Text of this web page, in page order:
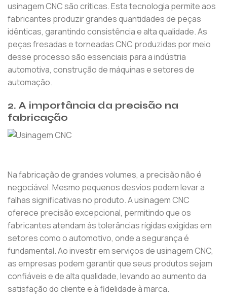
usinagem CNC são críticas. Esta tecnologia permite aos
fabricantes produzir grandes quantidades de peças
idênticas, garantindo consistência e alta qualidade. As
peças fresadas e torneadas CNC produzidas por meio
desse processo são essenciais para a indústria
automotiva, construção de máquinas e setores de
automação.
2. A importância da precisão na
fabricação
Na fabricação de grandes volumes, a precisão não é
negociável. Mesmo pequenos desvios podem levar a
falhas significativas no produto. A usinagem CNC
oferece precisão excepcional, permitindo que os
fabricantes atendam às tolerâncias rígidas exigidas em
setores como o automotivo, onde a segurança é
fundamental. Ao investir em serviços de usinagem CNC,
as empresas podem garantir que seus produtos sejam
confiáveis ​​e de alta qualidade, levando ao aumento da
satisfação do cliente e à fidelidade à marca.